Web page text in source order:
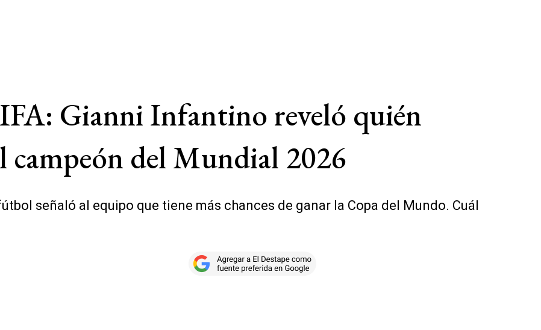
Gianni Infantino reveló quién
campeón del Mundial 2026
señaló al equipo que tiene más chances de ganar la Copa del Mundo. Cuál